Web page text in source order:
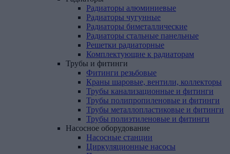
Радиаторы алюминиевые
Радиаторы чугунные
Радиаторы биметаллические
Радиаторы стальные панельные
Решетки радиаторные
Комплектующие к радиаторам
Трубы и фитинги
Фитинги резьбовые
Краны шаровые, вентили, коллекторы
Трубы канализационные и фитинги
Трубы полипропиленовые и фитинги
Трубы металлопластиковые и фитинги
Трубы полиэтиленовые и фитинги
Насосное оборудование
Насосные станции
Циркуляционные насосы